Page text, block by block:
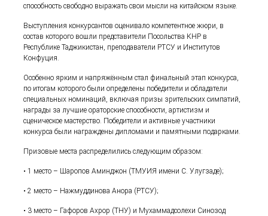
способность свободно выражать свои мысли на китайском языке.
Выступления конкурсантов оценивало компетентное жюри, в
состав которого вошли представители Посольства КНР в
Республике Таджикистан, преподаватели РТСУ и Институтов
Конфуция.
Особенно ярким и напряжённым стал финальный этап конкурса,
по итогам которого были определены победители и обладатели
специальных номинаций, включая призы зрительских симпатий,
награды за лучшие ораторские способности, артистизм и
сценическое мастерство. Победители и активные участники
конкурса были награждены дипломами и памятными подарками.
Призовые места распределились следующим образом:
• 1 место – Шаропов Аминджон (ТМУИЯ имени С. Улугзаде);
• 2 место – Нажмуддинова Анора (РТСУ);
• 3 место – Гафоров Ахрор (ТНУ) и Мухаммадсолехи Синозод